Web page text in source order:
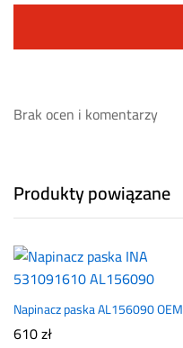
Brak ocen i komentarzy
Produkty powiązane
Napinacz paska AL156090 OEM
610zł